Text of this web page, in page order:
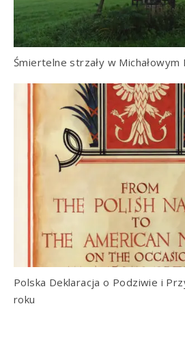
Śmiertelne strzały w Michałowym
Polska Deklaracja o Podziwie i
roku